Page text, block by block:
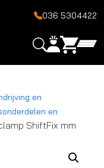
036 5304422
en
en
ShiftFix mm